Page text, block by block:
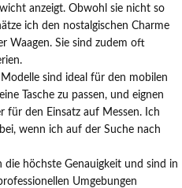
anzeigt. Obwohl sie nicht so
ich den nostalgischen Charme
Waagen. Sie sind zudem oft
sind ideal für den mobilen
Tasche zu passen, und eignen
für den Einsatz auf Messen. Ich
wenn ich auf der Suche nach
die höchste Genauigkeit und sind in
Umgebungen